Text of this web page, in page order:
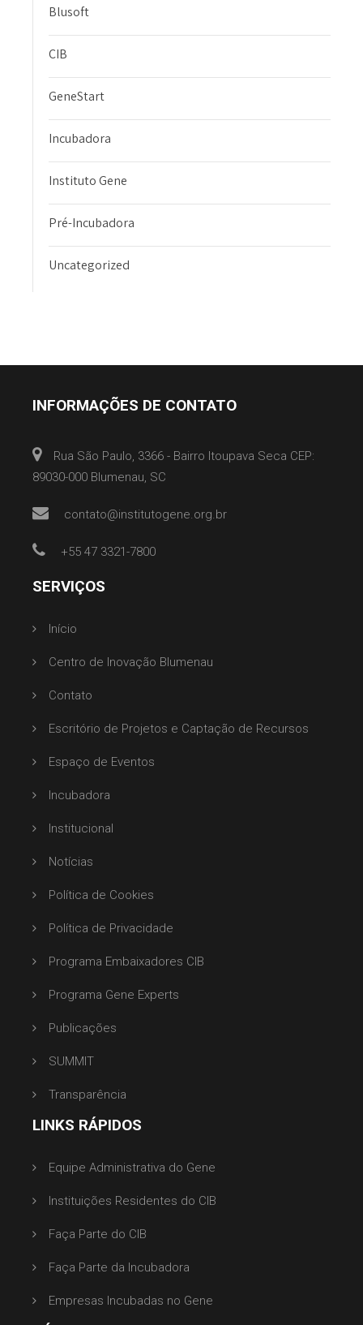
Blusoft
CIB
GeneStart
Incubadora
Instituto Gene
Pré-Incubadora
Uncategorized
INFORMAÇÕES DE CONTATO
Rua São Paulo, 3366 - Bairro Itoupava Seca CEP:
89030-000 Blumenau, SC
contato@institutogene.org.br
+55 47 3321-7800
SERVIÇOS
Início
Centro de Inovação Blumenau
Contato
Escritório de Projetos e Captação de Recursos
Espaço de Eventos
Incubadora
Institucional
Notícias
Política de Cookies
Política de Privacidade
Programa Embaixadores CIB
Programa Gene Experts
Publicações
SUMMIT
Transparência
LINKS RÁPIDOS
Equipe Administrativa do Gene
Instituições Residentes do CIB
Faça Parte do CIB
Faça Parte da Incubadora
Empresas Incubadas no Gene